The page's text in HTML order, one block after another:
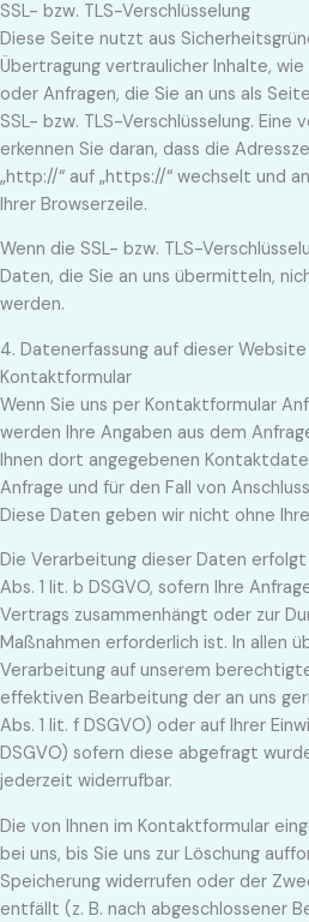
SSL- bzw. TLS-Verschlüsselung
Diese Seite nutzt aus
Übertragung vertraulicher Inhalte,
oder Anfragen, die Sie an uns als
SSL- bzw. TLS-Verschlüsselung. Eine
erkennen Sie daran, dass die
„http://“ auf „https://“ wechselt und
Ihrer Browserzeile.
Wenn die SSL- bzw. TLS-
Daten, die Sie an uns übermitteln,
werden.
4. Datenerfassung auf dieser Website
Kontaktformular
Wenn Sie uns per Kontaktformular
werden Ihre Angaben aus dem
Ihnen dort angegebenen
Anfrage und für den Fall von
Diese Daten geben wir nicht ohne
Die Verarbeitung dieser Daten
Abs. 1 lit. b DSGVO, sofern Ihre
Vertrags zusammenhängt oder zur
Maßnahmen erforderlich ist. In allen
Verarbeitung auf unserem
effektiven Bearbeitung der an uns
Abs. 1 lit. f DSGVO) oder auf Ihrer
DSGVO) sofern diese abgefragt
jederzeit widerrufbar.
Die von Ihnen im Kontaktformular
bei uns, bis Sie uns zur Löschung
Speicherung widerrufen oder der
entfällt (z. B. nach abgeschlossener